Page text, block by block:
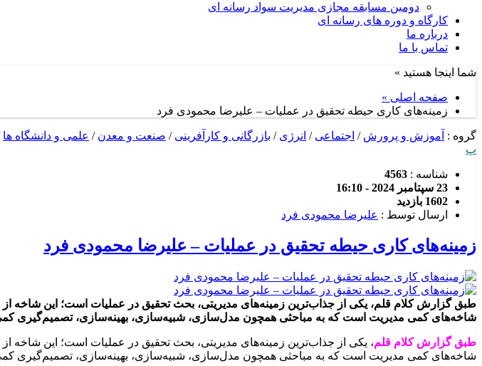
دومین مسابقه مجازی مدیریت سواد رسانه ای
کارگاه و دوره های رسانه ای
درباره ما
تماس با ما
شما اینجا هستید »
صفحه اصلی »
زمینه‌های کاری حیطه تحقیق در عملیات – علیرضا محمودی فرد
گروه : آموزش و پرورش / اجتماعی / انرژی / بازرگانی و کارآفرینی / صنعت و معدن / علمی و دانشگاه ها
پ
شناسه : 4563
23 سپتامبر 2024 - 16:10
1602 بازدید
ارسال توسط : علیرضا محمودی فرد
زمینه‌های کاری حیطه تحقیق در عملیات – علیرضا محمودی فرد
طبق گزارش کلام قلم، یکی از جذاب‌ترین زمینه‌های مدیریتی، بحث تحقیق در عملیات است؛ این
شاخه‌های کمی مدیریت است که به مباحثی همچون مدل‌سازی، شبیه‌سازی، بهینه‌سازی، تصمیم‌گیری
طبق گزارش کلام قلم، یکی از جذاب‌ترین زمینه‌های مدیریتی، بحث تحقیق در عملیات است؛ این
شاخه‌های کمی مدیریت است که به مباحثی همچون مدل‌سازی، شبیه‌سازی، بهینه‌سازی، تصمیم‌گیری